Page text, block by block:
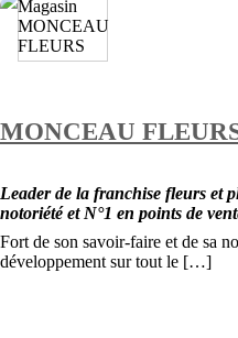
MONCEAU
Leader de la franchise fleurs et
notoriété et N°1 en points de
Fort de son savoir-faire et de sa
développement sur tout le […]